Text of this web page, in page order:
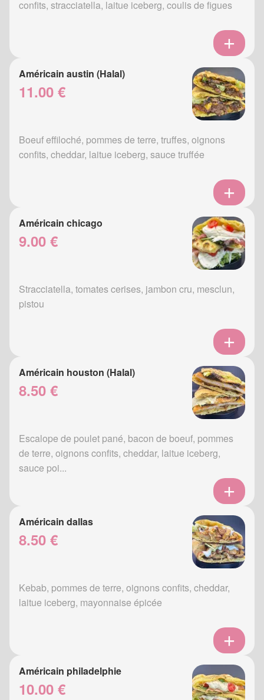
confits, stracciatella, laitue iceberg, coulis de figues
Américain austin (Halal)
11.00 €
Boeuf effiloché, pommes de terre, truffes, oignons
confits, cheddar, laitue iceberg, sauce truffée
Américain chicago
9.00 €
Stracciatella, tomates cerises, jambon cru, mesclun,
pistou
Américain houston (Halal)
8.50 €
Escalope de poulet pané, bacon de boeuf, pommes
de terre, oignons confits, cheddar, laitue iceberg,
sauce poi...
Américain dallas
8.50 €
Kebab, pommes de terre, oignons confits, cheddar,
laitue iceberg, mayonnaise épicée
Américain philadelphie
10.00 €